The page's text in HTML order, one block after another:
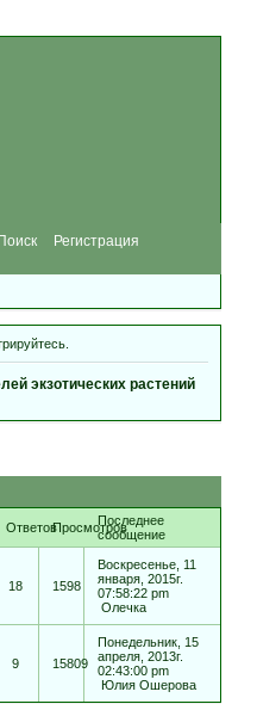
Регистрация
.
экзотических растений
ОтветовПросмотровПоследнее
сообщение
18 1598
Воскресенье, 11
января, 2015г.
07:58:22 pm
Олечка
9 15809
Понедельник, 15
апреля, 2013г.
02:43:00 pm
Юлия Ошерова